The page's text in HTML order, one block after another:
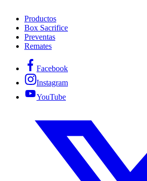
Productos
Box Sacrifice
Preventas
Remates
Facebook
Instagram
YouTube